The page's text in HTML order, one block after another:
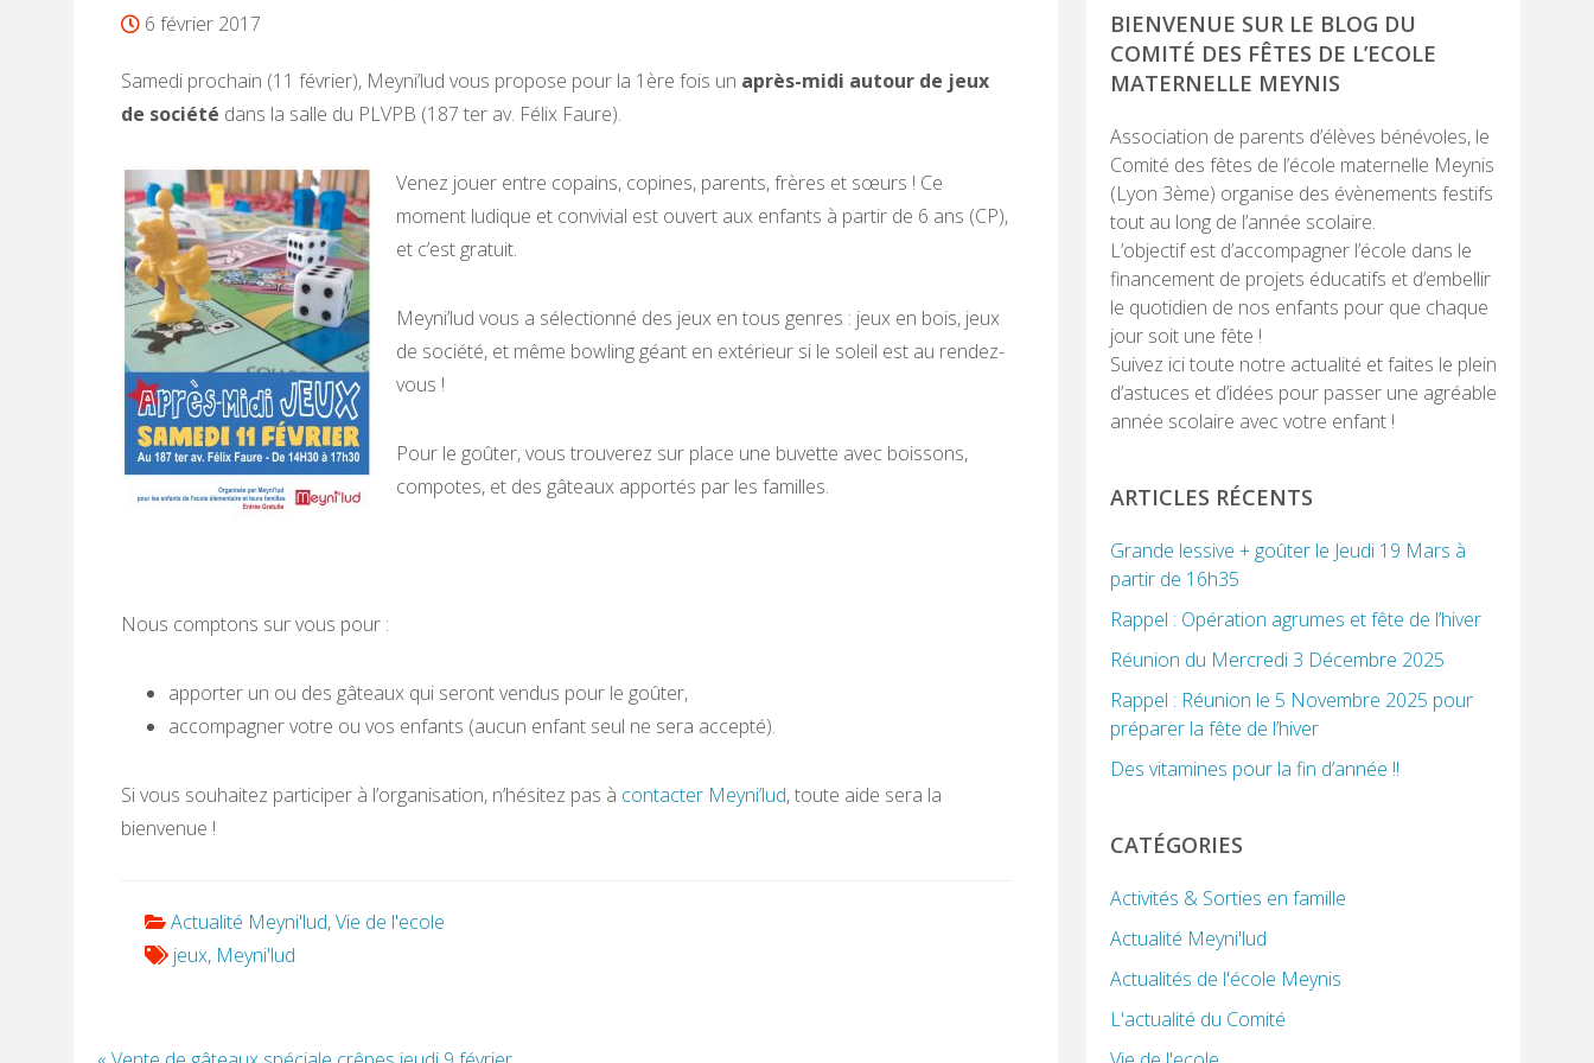
6 février 2017
Samedi prochain (11 février), Meyni’lud vous propose pour la 1ère fois un après-midi autour de jeux
de société dans la salle du PLVPB (187 ter av. Félix Faure).
Venez jouer entre copains, copines, parents, frères et sœurs ! Ce
moment ludique et convivial est ouvert aux enfants à partir de 6 ans (CP),
et c’est gratuit.
Meyni’lud vous a sélectionné des jeux en tous genres : jeux en bois, jeux
de société, et même bowling géant en extérieur si le soleil est au rendez-
vous !
Pour le goûter, vous trouverez sur place une buvette avec boissons,
compotes, et des gâteaux apportés par les familles.
Nous comptons sur vous pour :
apporter un ou des gâteaux qui seront vendus pour le goûter,
accompagner votre ou vos enfants (aucun enfant seul ne sera accepté).
Si vous souhaitez participer à l’organisation, n’hésitez pas à contacter Meyni’lud, toute aide sera la
bienvenue !
Actualité Meyni'lud,Vie de l'ecole
jeux, Meyni'lud
PRINCIPALE
BIENVENUE SUR LE BLOG DU
COMITÉ DES FÊTES DE L’ECOLE
MATERNELLE MEYNIS
Association de parents d’élèves bénévoles, le
Comité des fêtes de l’école maternelle Meynis
(Lyon 3ème) organise des évènements festifs
tout au long de l’année scolaire.
L’objectif est d’accompagner l’école dans le
financement de projets éducatifs et d’embellir
le quotidien de nos enfants pour que chaque
jour soit une fête !
Suivez ici toute notre actualité et faites le plein
d’astuces et d’idées pour passer une agréable
année scolaire avec votre enfant !
ARTICLES RÉCENTS
Grande lessive + goûter le Jeudi 19 Mars à
partir de 16h35
Rappel : Opération agrumes et fête de l’hiver
Réunion du Mercredi 3 Décembre 2025
Rappel : Réunion le 5 Novembre 2025 pour
préparer la fête de l’hiver
Des vitamines pour la fin d’année !!
CATÉGORIES
Activités & Sorties en famille
Actualité Meyni'lud
Actualités de l'école Meynis
L'actualité du Comité